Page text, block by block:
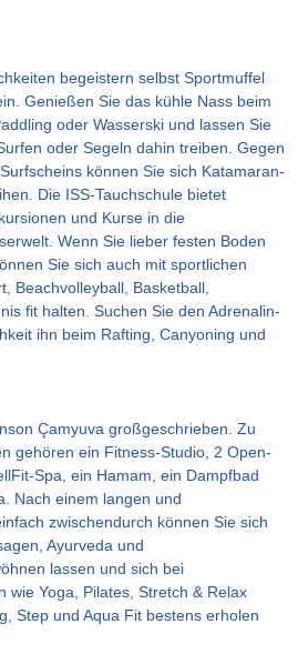
begeistern selbst Sportmuffel
Genießen Sie das kühle Nass beim
oder Wasserski und lassen Sie
oder Segeln dahin treiben. Gegen
können Sie sich Katamaran-
Die ISS-Tauchschule bietet
und Kurse in die
Wenn Sie lieber festen Boden
Sie sich auch mit sportlichen
Beachvolleyball, Basketball,
fit halten. Suchen Sie den Adrenalin-
ihn beim Rafting, Canyoning und
Çamyuva großgeschrieben. Zu
gehören ein Fitness-Studio, 2 Open-
Spa, ein Hamam, ein Dampfbad
Nach einem langen und
zwischendurch können Sie sich
Ayurveda und
lassen und sich bei
wie Yoga, Pilates, Stretch & Relax
Step und Aqua Fit bestens erholen